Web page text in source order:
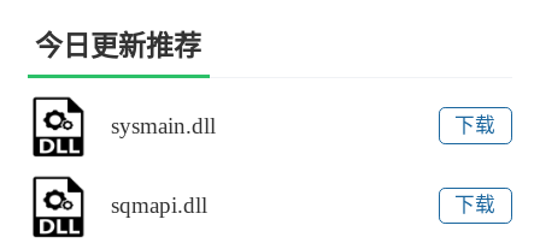
今日更新推荐
sysmain.dll 下载
sqmapi.dll 下载